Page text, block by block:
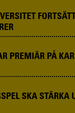
PREMIÄR PÅ
SKA STÄRKA